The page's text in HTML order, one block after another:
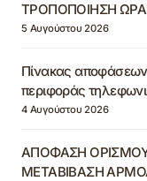
ΤΡΟΠΟΠΟΙΗΣΗ
5 Αυγούστου 2026
Πίνακας
περιφοράς
4 Αυγούστου 2026
ΑΠΟΦΑΣΗ
ΜΕΤΑΒΙΒΑΣΗ